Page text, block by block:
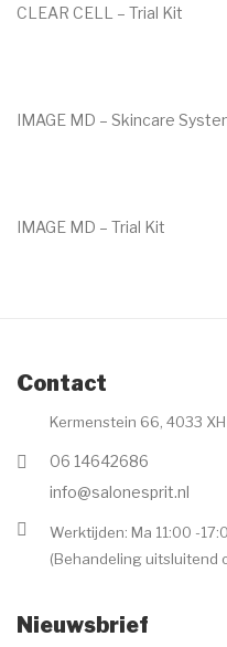
CLEAR CELL – Trial Kit
IMAGE MD – Skincare
IMAGE MD – Trial Kit
Contact
Kermenstein 66, 4033
06 14642686
info@salonesprit.nl
Werktijden: Ma 11:00 -
(Behandeling uitsluitend
Nieuwsbrief